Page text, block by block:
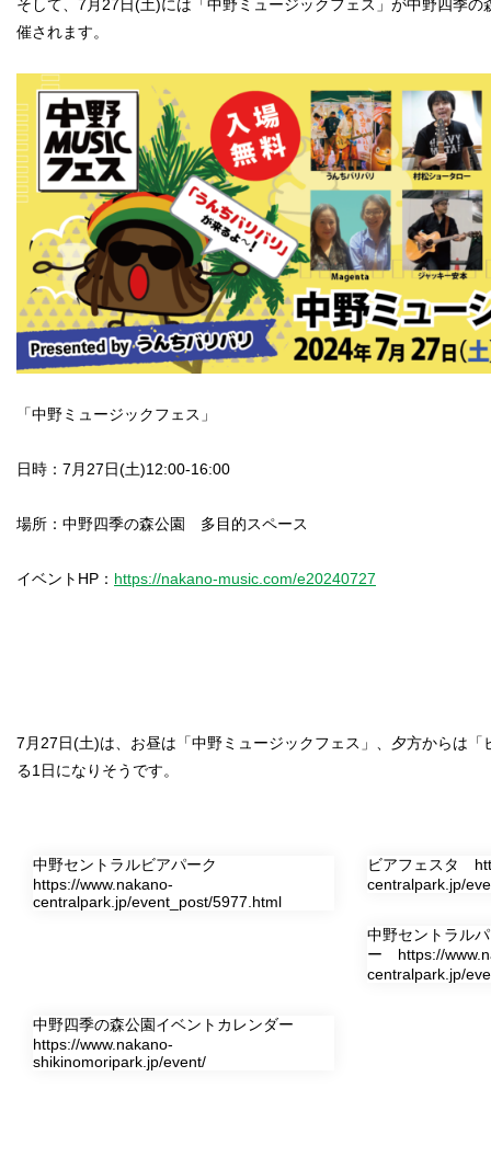
そして、7月27日(土)には「中野ミュージックフェス」が中野四季の
催されます。
「中野ミュージックフェス」
日時：7月27日(土)12:00-16:00
場所：中野四季の森公園 多目的スペース
イベントHP： https://nakano-music.com/e20240727
7月27日(土)は、お昼は「中野ミュージックフェス」、夕方からは「
る1日になりそうです。
中野セントラルビアパーク
https://www.nakano-
centralpark.jp/event_post/5977.html
ビアフェスタ
centralpark.jp/
中野セントラル
ー https://
centralpark.jp/
中野四季の森公園イベントカレンダー
https://www.nakano-
shikinomoripark.jp/event/